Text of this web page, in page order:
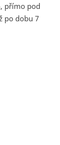
přímo pod
po dobu 7